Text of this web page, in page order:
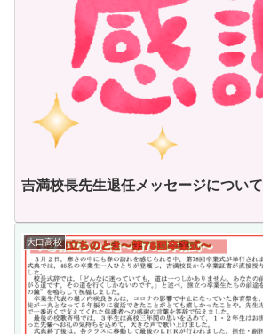
吉満校長先生退任メッセージについて
大口高校